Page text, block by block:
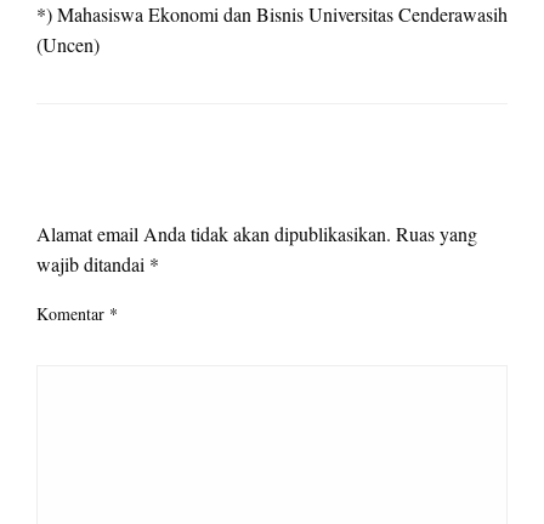
*) Mahasiswa Ekonomi dan Bisnis Universitas Cenderawasih
(Uncen)
Alamat email Anda tidak akan dipublikasikan. Ruas yang
wajib ditandai *
Komentar *